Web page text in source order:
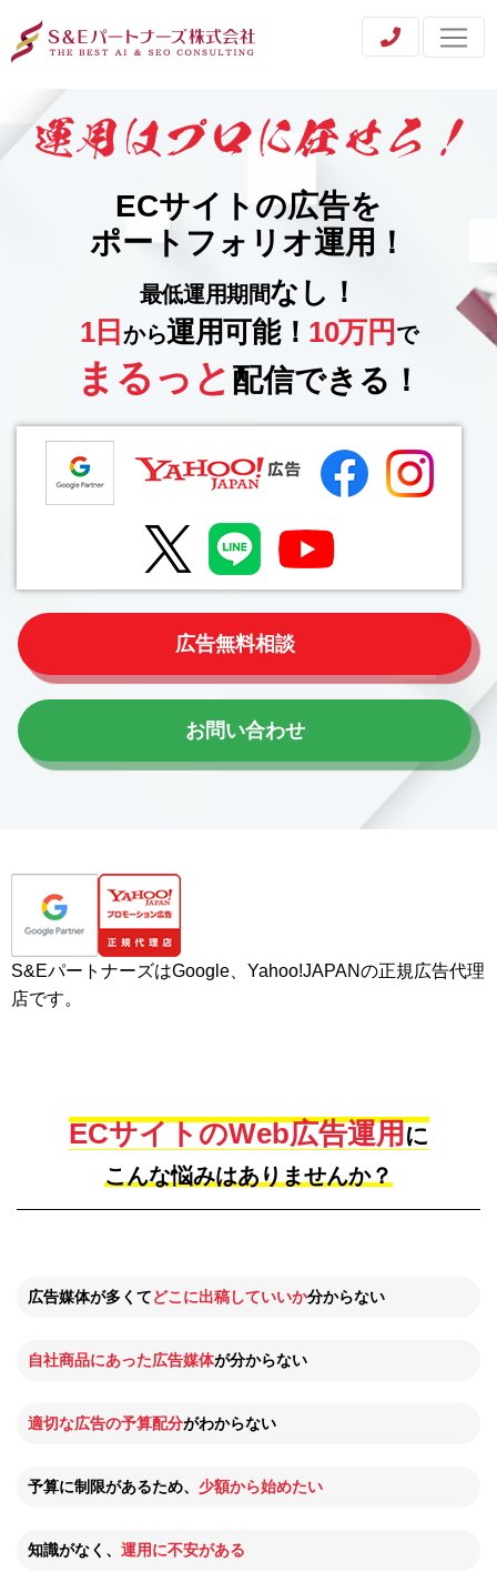
ECサイトの広告を
ポートフォリオ運用！
最低運用期間なし！
1日 から運用可能！ 10万円 で
まるっと 配信できる！
広告無料相談
お問い合わせ
S&EパートナーズはGoogle、Yahoo!JAPANの正規広告代理
店です。
ECサイトのWeb広告運用に
こんな悩みはありませんか？
広告媒体が多くてどこに出稿していいか分からない
自社商品にあった広告媒体が分からない
適切な広告の予算配分がわからない
予算に制限があるため、 少額から始めたい
知識がなく、 運用に不安がある